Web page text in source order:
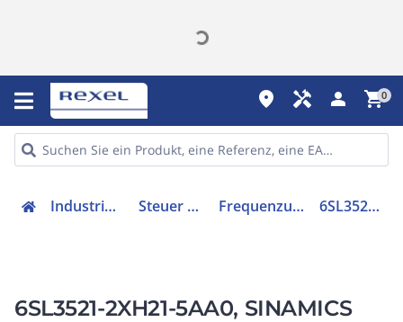
place handyman person shopping_cart0
Industriekomponenten Steuer & Regelgeräte Frequenzumrichter =< 1 kV 6SL35212XH215AA0
6SL3521-2XH21-5AA0, SINAMICS